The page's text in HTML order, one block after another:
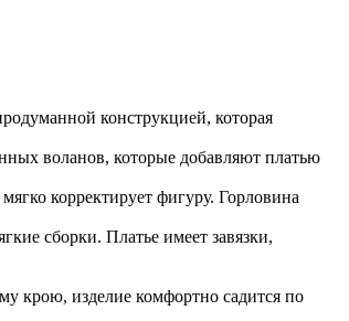
конструкцией, которая
воланов, которые добавляют платью
корректирует фигуру. Горловина
сборки. Платье имеет завязки,
крою, изделие комфортно садится по